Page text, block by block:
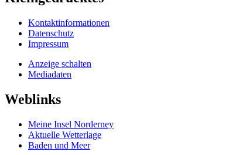
Kontaktinformationen
Datenschutz
Impressum
Anzeige schalten
Mediadaten
Weblinks
Meine Insel Norderney
Aktuelle Wetterlage
Baden und Meer